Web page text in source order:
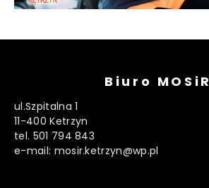
Biuro MOSiR
ul.Szpitalna 1
11-400 Ketrzyn
tel. 501 794 843
e-mail: mosir.ketrzyn@wp.pl